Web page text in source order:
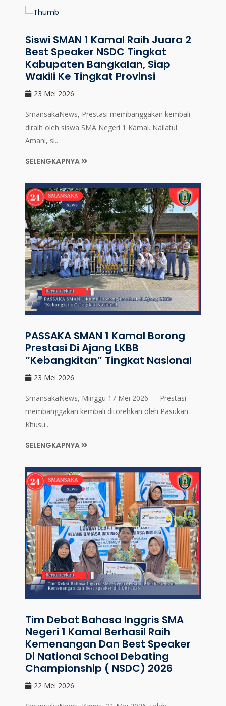
Siswi SMAN 1 Kamal Raih Juara 2
Best Speaker NSDC Tingkat
Kabupaten Bangkalan, Siap
Wakili Ke Tingkat Provinsi
23 Mei 2026
SmansakaNews, Prestasi membanggakan kembali
diraih oleh siswa SMA Negeri 1 Kamal. Nailatul
Amani, si..
SELENGKAPNYA
PASSAKA SMAN 1 Kamal Borong
Prestasi Di Ajang LKBB
“Kebangkitan” Tingkat Nasional
23 Mei 2026
SmansakaNews, Minggu 17 Mei 2026 — Prestasi
membanggakan kembali ditorehkan oleh Pasukan
Khusu..
SELENGKAPNYA
Tim Debat Bahasa Inggris SMA
Negeri 1 Kamal Berhasil Raih
Kemenangan Dan Best Speaker
Di National School Debating
Championship ( NSDC) 2026
22 Mei 2026